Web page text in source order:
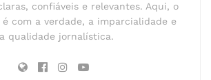
confiáveis e relevantes. Aqui, o
é com a verdade, a imparcialidade e
a qualidade jornalística.